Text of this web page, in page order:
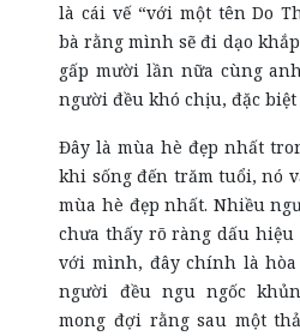
là cái vế “với một tên Do
bà rằng mình sẽ đi dạo
gấp mười lần nữa cùng
người đều khó chịu, đặc
Đây là mùa hè đẹp nhất
khi sống đến trăm tuổi, nó
mùa hè đẹp nhất. Nhiều
chưa thấy rõ ràng dấu
với mình, đây chính là
người đều ngu ngốc
mong đợi rằng sau một